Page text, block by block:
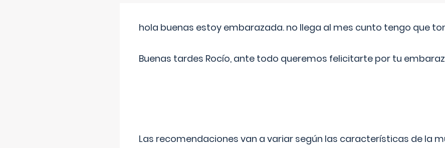
hola buenas estoy embarazada. no llega al mes cunto tengo que
Buenas tardes Rocío, ante todo queremos felicitarte por tu
Las recomendaciones van a variar según las características de la